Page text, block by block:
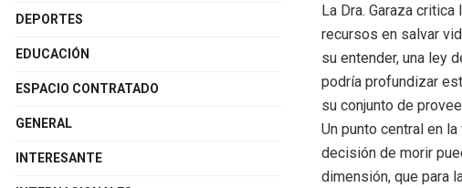
La Dra. Garaza
recursos en salvar
su entender, una ley
podría profundizar
su conjunto de
Un punto central en
decisión de morir
dimensión, que para
DEPORTES
EDUCACIÓN
ESPACIO CONTRATADO
GENERAL
INTERESANTE